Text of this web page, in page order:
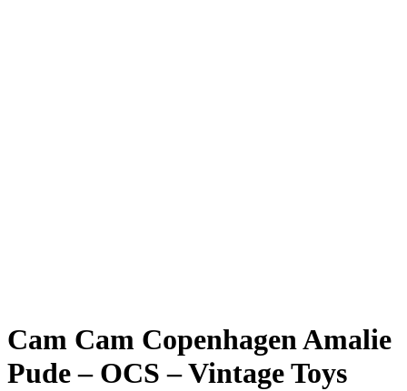
Cam Cam Copenhagen Amalie
Pude – OCS – Vintage Toys